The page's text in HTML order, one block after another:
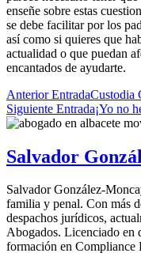
enseñe sobre estas
se debe facilitar por los
así como si quieres que
actualidad o que puedan
encantados de ayudarte.
Anterior EntradaCustodia
Siguiente Entrada¡Yo no
Salvador
Salvador González-
familia y penal. Con más
despachos jurídicos,
Abogados. Licenciado
formación en Compliance